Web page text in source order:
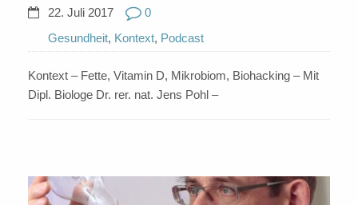
22. Juli 2017
0
Gesundheit, Kontext, Podcast
Kontext – Fette, Vitamin D, Mikrobiom, Biohacking – Mit
Dipl. Biologe Dr. rer. nat. Jens Pohl –